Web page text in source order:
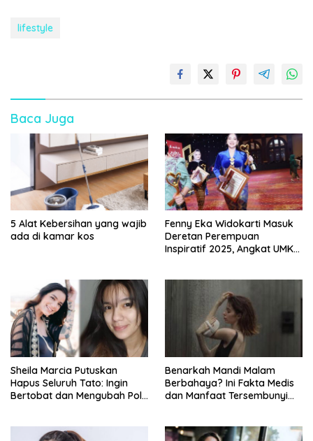
lifestyle
Baca Juga
5 Alat Kebersihan yang wajib
ada di kamar kos
Fenny Eka Widokarti Masuk
Deretan Perempuan
Inspiratif 2025, Angkat UMKM
Sheila Marcia Putuskan
Hapus Seluruh Tato: Ingin
Bertobat dan Mengubah Pola
Benarkah Mandi Malam
Berbahaya? Ini Fakta Medis
dan Manfaat Tersembunyi